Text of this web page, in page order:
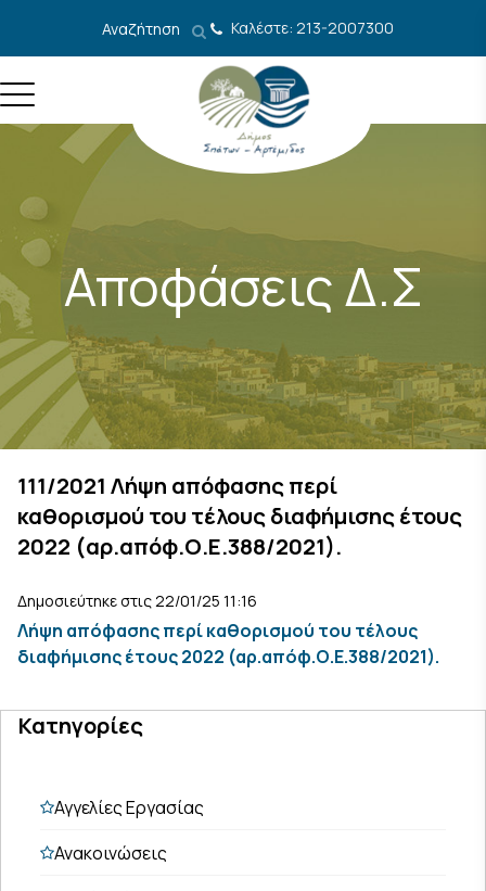
Αναζήτηση Καλέστε: 213-2007300
Αποφάσεις Δ.Σ
111/2021 Λήψη απόφασης περί
καθορισμού του τέλους διαφήμισης έτους
2022 (αρ.απόφ.Ο.Ε.388/2021).
Δημοσιεύτηκε στις 22/01/25 11:16
Λήψη απόφασης περί καθορισμού του τέλους
διαφήμισης έτους 2022 (αρ.απόφ.Ο.Ε.388/2021).
Κατηγορίες
Αγγελίες Εργασίας
Ανακοινώσεις